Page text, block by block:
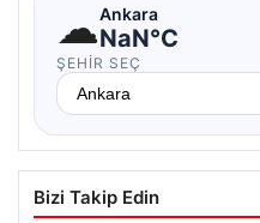
☁Ankara
NaN°C
ŞEHIR SEÇ
Bizi Takip Edin